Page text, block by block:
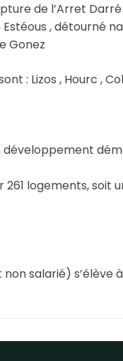
de l’Arret
, détourné
Gonez
: Lizos , Hourc ,
développement
logements, soit
salarié) s’élève